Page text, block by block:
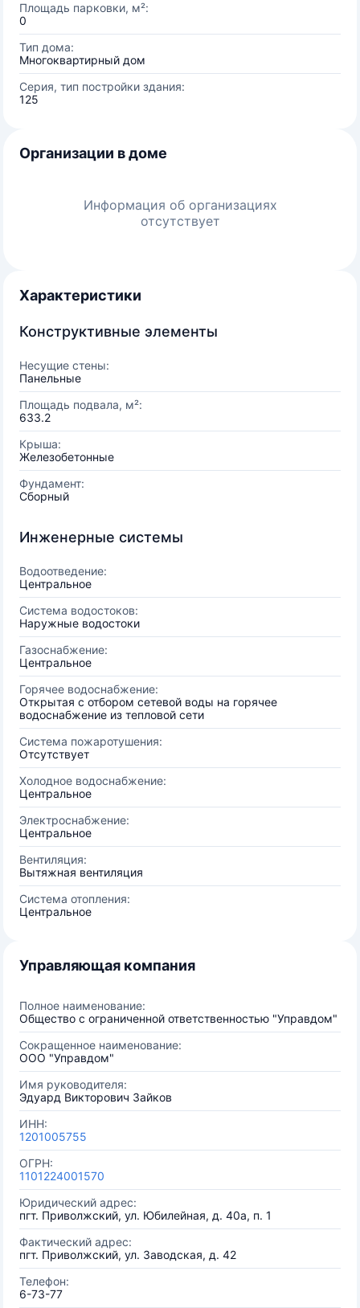
Площадь парковки, м²:
0
Тип дома:
Многоквартирный дом
Серия, тип постройки здания:
125
Организации в доме
Информация об организациях
отсутствует
Характеристики
Конструктивные элементы
Несущие стены:
Панельные
Площадь подвала, м²:
633.2
Крыша:
Железобетонные
Фундамент:
Сборный
Инженерные системы
Водоотведение:
Центральное
Система водостоков:
Наружные водостоки
Газоснабжение:
Центральное
Горячее водоснабжение:
Открытая с отбором сетевой воды на горячее
водоснабжение из тепловой сети
Система пожаротушения:
Отсутствует
Холодное водоснабжение:
Центральное
Электроснабжение:
Центральное
Вентиляция:
Вытяжная вентиляция
Система отопления:
Центральное
Управляющая компания
Полное наименование:
Общество с ограниченной ответственностью "Управдом"
Сокращенное наименование:
ООО "Управдом"
Имя руководителя:
Эдуард Викторович Зайков
ИНН:
1201005755
ОГРН:
1101224001570
Юридический адрес:
пгт. Приволжский, ул. Юбилейная, д. 40а, п. 1
Фактический адрес:
пгт. Приволжский, ул. Заводская, д. 42
Телефон:
6-73-77